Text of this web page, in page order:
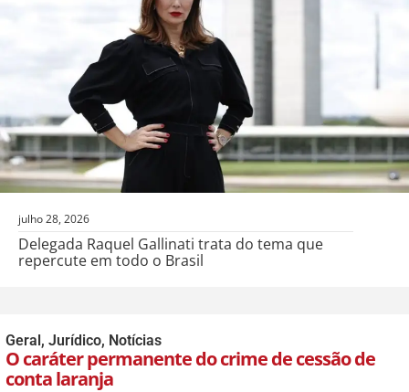
julho 28, 2026
Delegada Raquel Gallinati trata do tema que
repercute em todo o Brasil
Geral, Jurídico, Notícias
O caráter permanente do crime de cessão de
conta laranja